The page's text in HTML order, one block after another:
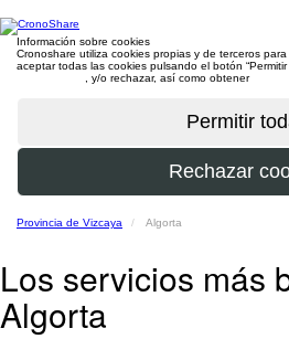
Información sobre cookies
Cronoshare utiliza cookies propias y de terceros
aceptar todas las cookies pulsando el botón
, y/o rechazar, así como obtener
Provincia de Vizcaya Algorta
Los servicios más
Algorta